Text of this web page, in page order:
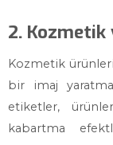
2.
Kozmetik
bir imaj
etiketler,
kabartma